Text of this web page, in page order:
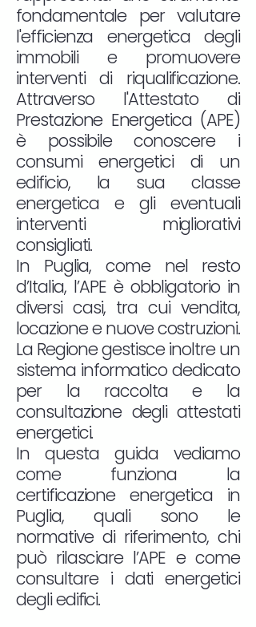
fondamentale per valutare
l'efficienza energetica degli
immobili e promuovere
interventi di riqualificazione.
Attraverso l'Attestato di
Prestazione Energetica (APE)
è possibile conoscere i
consumi energetici di un
edificio, la sua classe
energetica e gli eventuali
interventi migliorativi
consigliati.
In Puglia, come nel resto
d’Italia, l’APE è obbligatorio in
diversi casi, tra cui vendita,
locazione e nuove costruzioni.
La Regione gestisce inoltre un
sistema informatico dedicato
per la raccolta e la
consultazione degli attestati
energetici.
In questa guida vediamo
come funziona la
certificazione energetica in
Puglia, quali sono le
normative di riferimento, chi
può rilasciare l’APE e come
consultare i dati energetici
degli edifici.